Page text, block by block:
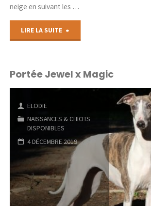
neige en suivant les …
LIRE LA SUITE
et
la
Portée Jewel x Magic
ELODIE
NAISSANCES & CHIOTS
DISPONIBLES
4 DÉCEMBRE 2019